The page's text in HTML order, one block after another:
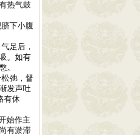
热气鼓
下小腹
足后，
。如有
。
弛，督
发声吐
有休
始作主
有淤滞